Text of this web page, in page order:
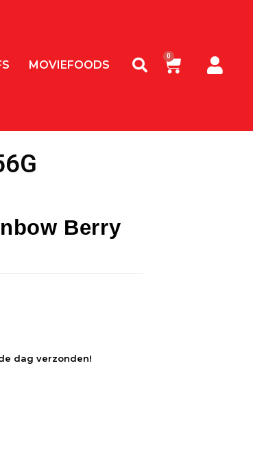
MOVIEFOODS
Berry
dag verzonden!